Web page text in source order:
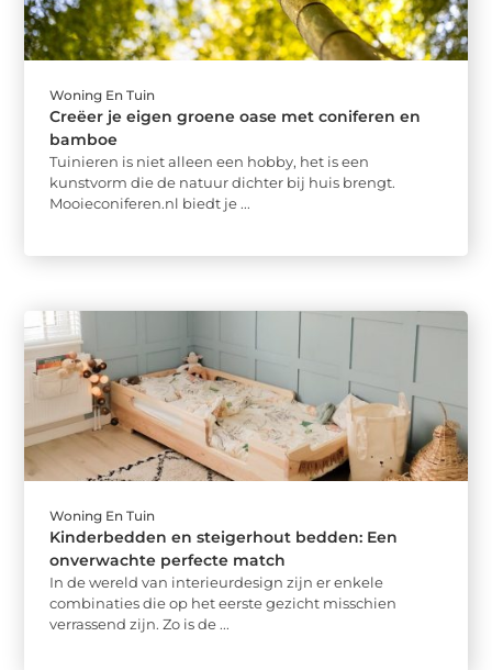
Woning En Tuin
Creëer je eigen groene oase met coniferen en
bamboe
Tuinieren is niet alleen een hobby, het is een
kunstvorm die de natuur dichter bij huis brengt.
Mooieconiferen.nl biedt je ...
Woning En Tuin
Kinderbedden en steigerhout bedden: Een
onverwachte perfecte match
In de wereld van interieurdesign zijn er enkele
combinaties die op het eerste gezicht misschien
verrassend zijn. Zo is de ...